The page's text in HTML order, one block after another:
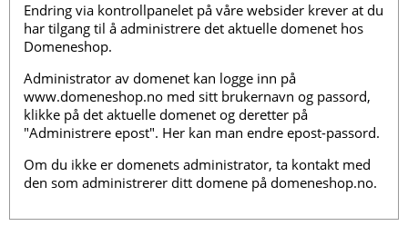
Endring via kontrollpanelet på våre websider krever at du
har tilgang til å administrere det aktuelle domenet hos
Domeneshop.
Administrator av domenet kan logge inn på
www.domeneshop.no med sitt brukernavn og passord,
klikke på det aktuelle domenet og deretter på
"Administrere epost". Her kan man endre epost-passord.
Om du ikke er domenets administrator, ta kontakt med
den som administrerer ditt domene på domeneshop.no.